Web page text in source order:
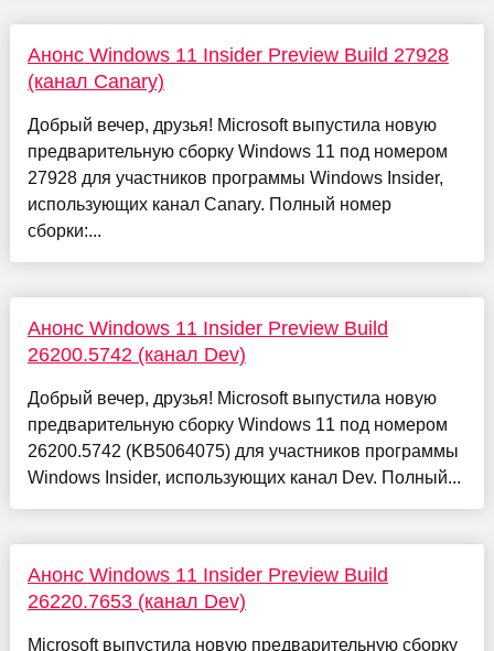
Анонс Windows 11 Insider Preview Build 27928
(канал Canary)
Добрый вечер, друзья! Microsoft выпустила новую
предварительную сборку Windows 11 под номером
27928 для участников программы Windows Insider,
использующих канал Canary. Полный номер
сборки:...
Анонс Windows 11 Insider Preview Build
26200.5742 (канал Dev)
Добрый вечер, друзья! Microsoft выпустила новую
предварительную сборку Windows 11 под номером
26200.5742 (KB5064075) для участников программы
Windows Insider, использующих канал Dev. Полный...
Анонс Windows 11 Insider Preview Build
26220.7653 (канал Dev)
Microsoft выпустила новую предварительную сборку